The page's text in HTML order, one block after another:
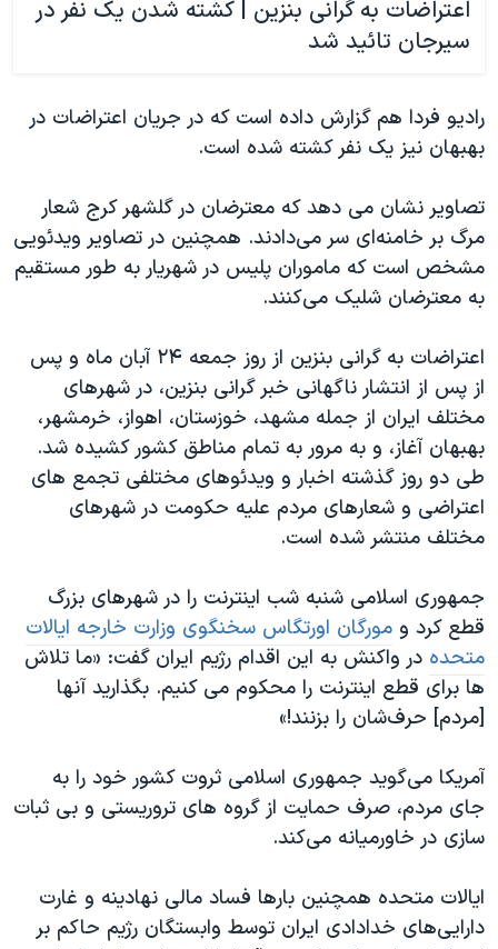
اعتراضات به گرانی بنزین | کشته شدن یک نفر در
سیرجان تائید شد
رادیو فردا هم گزارش داده است که در جریان اعتراضات در
بهبهان نیز یک نفر کشته شده است.
تصاویر نشان می دهد که معترضان در گلشهر کرج شعار
مرگ بر خامنه‌‌ای سر می‌دادند. همچنین در تصاویر ویدئویی
مشخص است که ماموران پلیس در شهریار به طور مستقیم
به معترضان شلیک می‌کنند.
اعتراضات به گرانی بنزین از روز جمعه ۲۴ آبان ماه و پس
از پس از انتشار ناگهانی خبر گرانی بنزین، در شهرهای
مختلف ایران از جمله مشهد، خوزستان، اهواز، خرمشهر،
بهبهان آغاز، و به مرور به تمام مناطق کشور کشیده شد.
طی دو روز گذشته اخبار و ویدئوهای مختلفی تجمع های
اعتراضی و شعارهای مردم علیه حکومت در شهرهای
مختلف منتشر شده است.
جمهوری اسلامی شنبه شب اینترنت را در شهرهای بزرگ
قطع کرد و مورگان اورتگاس سخنگوی وزارت خارجه ایالات
متحده در واکنش به این اقدام رژیم ایران گفت: «ما تلاش
ها برای قطع اینترنت را محکوم می کنیم. بگذارید آنها
[مردم] حرف‌شان را بزنند!»
آمریکا می‌گوید جمهوری اسلامی ثروت کشور خود را به
جای مردم، صرف حمایت از گروه های تروریستی و بی ثبات
سازی در خاورمیانه می‌کند.
ایالات متحده همچنین بارها فساد مالی نهادینه و غارت
دارایی‌های خدادادی ایران توسط وابستگان رژیم حاکم بر